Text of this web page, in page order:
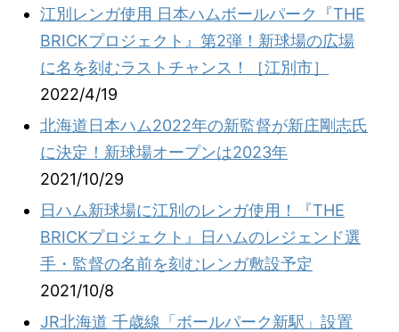
江別レンガ使用 日本ハムボールパーク『THE
BRICKプロジェクト』第2弾！新球場の広場
に名を刻むラストチャンス！［江別市］
2022/4/19
北海道日本ハム2022年の新監督が新庄剛志氏
に決定！新球場オープンは2023年
2021/10/29
日ハム新球場に江別のレンガ使用！『THE
BRICKプロジェクト』日ハムのレジェンド選
手・監督の名前を刻むレンガ敷設予定
2021/10/8
JR北海道 千歳線「ボールパーク新駅」設置